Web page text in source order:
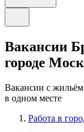
Вакансии
городе
Вакансии с
в одном месте
Работа в